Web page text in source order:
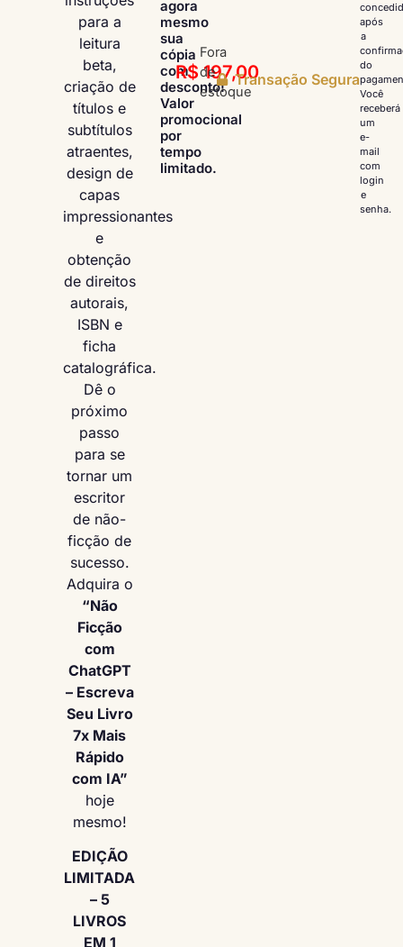
para a
leitura
beta,
criação de
títulos e
subtítulos
atraentes,
design de
capas
impressionantes
e
obtenção
de direitos
autorais,
ISBN e
ficha
catalográfica.
Dê o
próximo
passo
para se
tornar um
escritor
de não-
ficção de
sucesso.
Adquira o
“Não
Ficção
com
ChatGPT
– Escreva
Seu Livro
7x Mais
Rápido
com IA”
hoje
mesmo!
EDIÇÃO
LIMITADA
– 5
LIVROS
EM 1
agora
mesmo
sua
cópia
com
desconto!
Valor
promocional
por
tempo
limitado.
R$197,00
Fora
de
estoque
Transação Segura
após
a
do
Você
receberá
um
e-
mail
com
login
e
senha.